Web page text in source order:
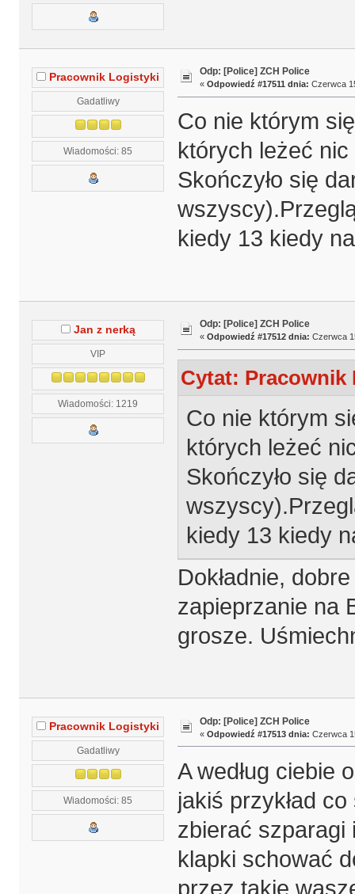
Pracownik Logistyki
Gadatliwy
Wiadomości: 85
Odp: [Police] ZCH Police
« Odpowiedź #17511 dnia: Czerwca
Co nie którym
których leżeć
Skończyło się
kiedy 13 kiedy
Jan z nerką
VIP
Wiadomości: 1219
Odp: [Police] ZCH Police
« Odpowiedź #17512 dnia: Czerwca
Cytat: Pracownik
Co nie którym
których leżeć
Skończyło się
kiedy 13 kiedy
Dokładnie,
zapieprzanie na
grosze.
Pracownik Logistyki
Gadatliwy
Wiadomości: 85
Odp: [Police] ZCH Police
« Odpowiedź #17513 dnia: Czerwca
A według ciebie
jakiś przykład
zbierać szparagi
klapki schować
przez takie